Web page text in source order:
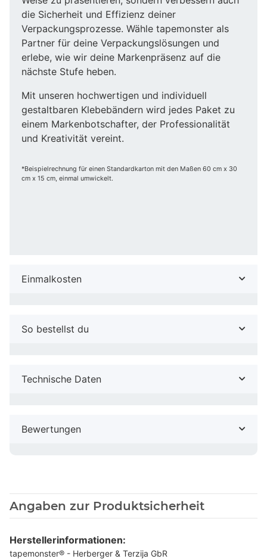
die Sicherheit und Effizienz deiner
Verpackungsprozesse. Wähle tapemonster als
Partner für deine Verpackungslösungen und
erlebe, wie wir deine Markenpräsenz auf die
nächste Stufe heben.
Mit unseren hochwertigen und individuell
gestaltbaren Klebebändern wird jedes Paket zu
einem Markenbotschafter, der Professionalität
und Kreativität vereint.
*Beispielrechnung für einen Standardkarton mit den Maßen 60 cm x 30
cm x 15 cm, einmal umwickelt.
Einmalkosten
So bestellst du
Technische Daten
Bewertungen
Angaben zur Produktsicherheit
Herstellerinformationen:
tapemonster® - Herberger & Terzija GbR